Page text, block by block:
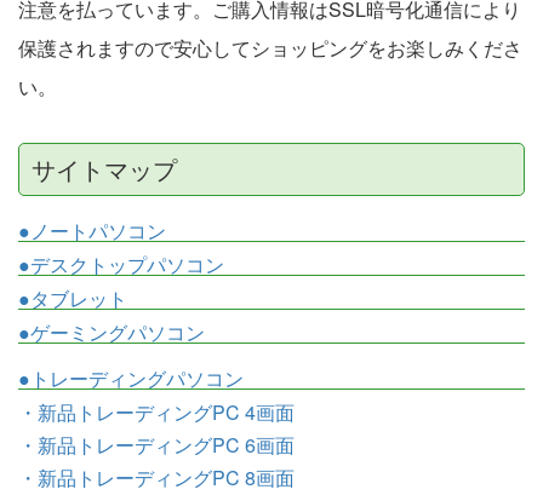
注意を払っています。ご購入情報はSSL暗号化通信により
保護されますので安心してショッピングをお楽しみくださ
い。
サイトマップ
●ノートパソコン
●デスクトップパソコン
●タブレット
●ゲーミングパソコン
●トレーディングパソコン
・新品トレーディングPC 4画面
・新品トレーディングPC 6画面
・新品トレーディングPC 8画面